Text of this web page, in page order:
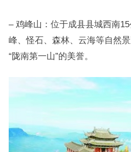
– 鸡峰山：位于成县县城西南
峰、怪石、森林、云海等自然
“陇南第一山”的美誉。